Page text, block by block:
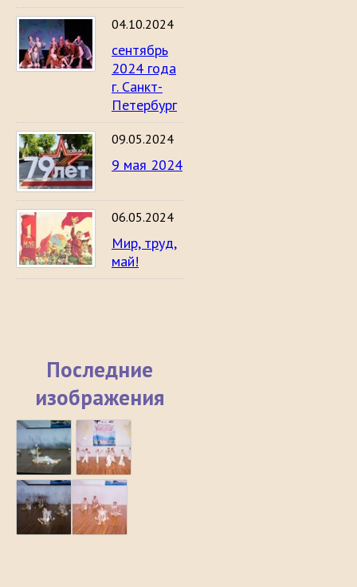
04.10.2024
сентябрь
2024 года
г. Санкт-
Петербург
09.05.2024
9 мая 2024
06.05.2024
Мир, труд,
май!
Последние
изображения